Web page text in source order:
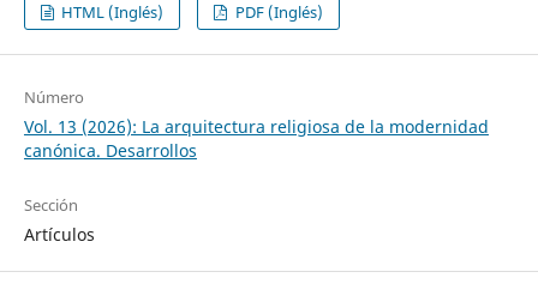
HTML (Inglés) PDF (Inglés)
Número
Vol. 13 (2026): La arquitectura religiosa de la modernidad
canónica. Desarrollos
Sección
Artículos